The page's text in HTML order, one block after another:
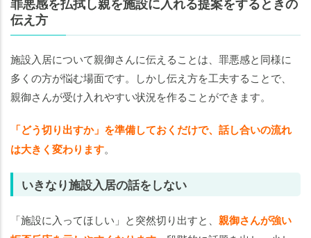
伝え方
施設入居について親御さんに伝えることは、罪悪感と同様に
多くの方が悩む場面です。しかし伝え方を工夫することで、
親御さんが受け入れやすい状況を作ることができます。
「どう切り出すか」を準備しておくだけで、話し合いの流れ
は大きく変わります。
いきなり施設入居の話をしない
「施設に入ってほしい」と突然切り出すと、 親御さんが強い